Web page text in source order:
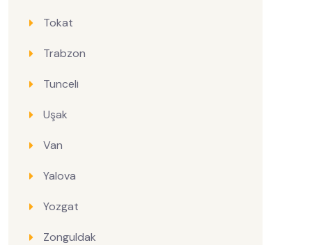
Tokat
Trabzon
Tunceli
Uşak
Van
Yalova
Yozgat
Zonguldak